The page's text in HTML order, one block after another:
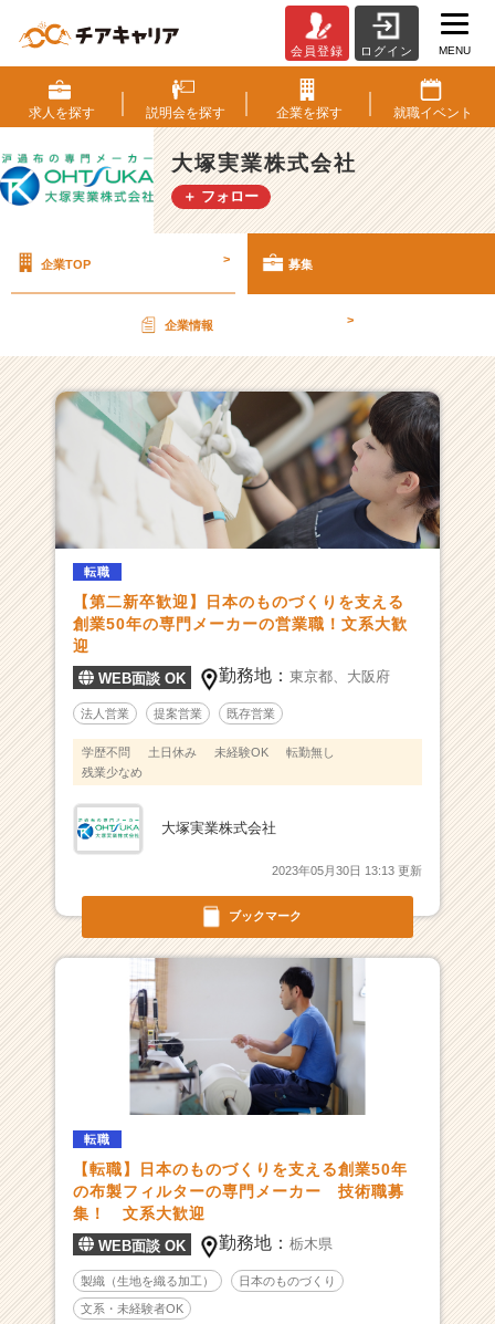
塚
実
業
株
式
会
用/
求
一
覧
創
業
0
を
え
る
過
布
専
メ
ー！
以
に
度
日
本
目
指
す
【2
0
2
4
会員登録 ログイン MENU
求人を探す 説明会を探す 企業を探す 就職イベント
大塚実業株式会社
＋ フォロー
企業TOP > 募集
企業情報 >
ブックマーク
転職
【第二新卒歓迎】日本のものづくりを支える
創業50年の専門メーカーの営業職！文系大歓
迎
WEB面談 OK 勤務地：東京都、 大阪府
法人営業 提案営業 既存営業
学歴不問 土日休み 未経験OK
転勤無し
残業少なめ
大塚実業株式会社
2023年05月30日 13:13 更新
転職
【転職】日本のものづくりを支える創業50年
の布製フィルターの専門メーカー 技術職募
集！ 文系大歓迎
WEB面談 OK 勤務地：栃木県
製織（生地を織る加工） 日本のものづくり
文系・未経験者OK